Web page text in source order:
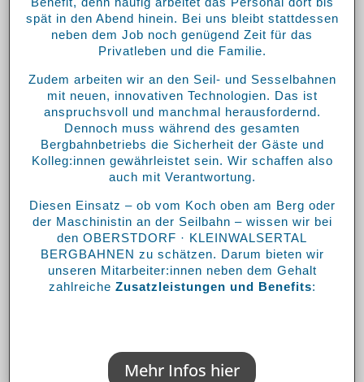
spät in den Abend hinein. Bei uns bleibt stattdessen
neben dem Job noch genügend Zeit für das
Privatleben und die Familie.
Zudem arbeiten wir an den Seil- und Sesselbahnen
mit neuen, innovativen Technologien. Das ist
anspruchsvoll und manchmal herausfordernd.
Dennoch muss während des gesamten
Bergbahnbetriebs die Sicherheit der Gäste und
Kolleg:innen gewährleistet sein. Wir schaffen also
auch mit Verantwortung.
Diesen Einsatz – ob vom Koch oben am Berg oder
der Maschinistin an der Seilbahn – wissen wir bei
den OBERSTDORF · KLEINWALSERTAL
BERGBAHNEN zu schätzen. Darum bieten wir
unseren Mitarbeiter:innen neben dem Gehalt
zahlreiche Zusatzleistungen und Benefits:
Mehr Infos hier